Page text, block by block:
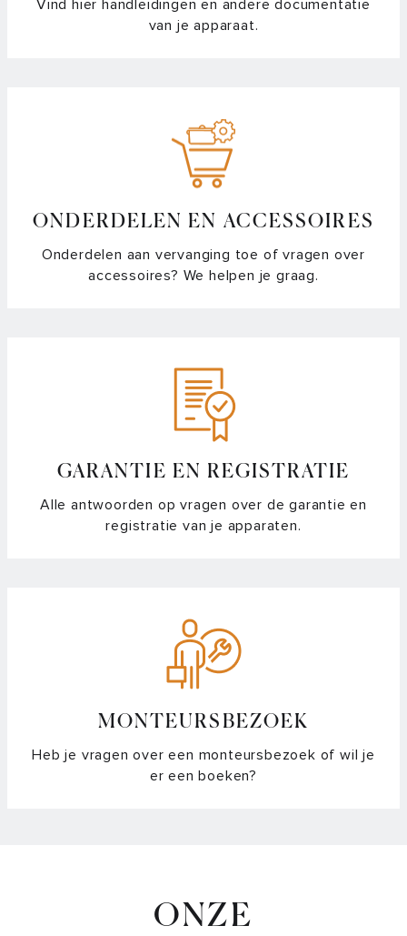
Vind hier handleidingen en andere documentatie
van je apparaat.
ONDERDELEN EN ACCESSOIRES
Onderdelen aan vervanging toe of vragen over
accessoires? We helpen je graag.
GARANTIE EN REGISTRATIE
Alle antwoorden op vragen over de garantie en
registratie van je apparaten.
MONTEURSBEZOEK
Heb je vragen over een monteursbezoek of wil je
er een boeken?
ONZE